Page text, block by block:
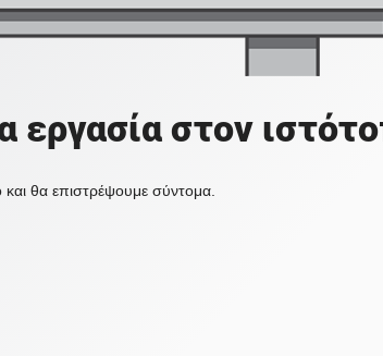
στον
θα επιστρέψουμε σύντομα.